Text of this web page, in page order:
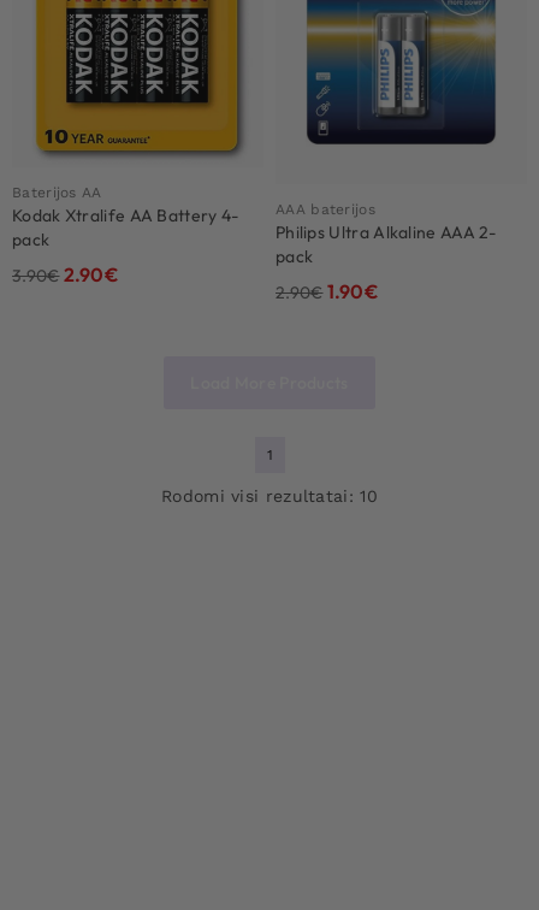
Baterijos AA
Kodak Xtralife AA Battery 4-
pack
3.90€2.90€
AAA baterijos
Philips Ultra Alkaline AAA 2-
pack
2.90€1.90€
1
Rodomi visi rezultatai: 10